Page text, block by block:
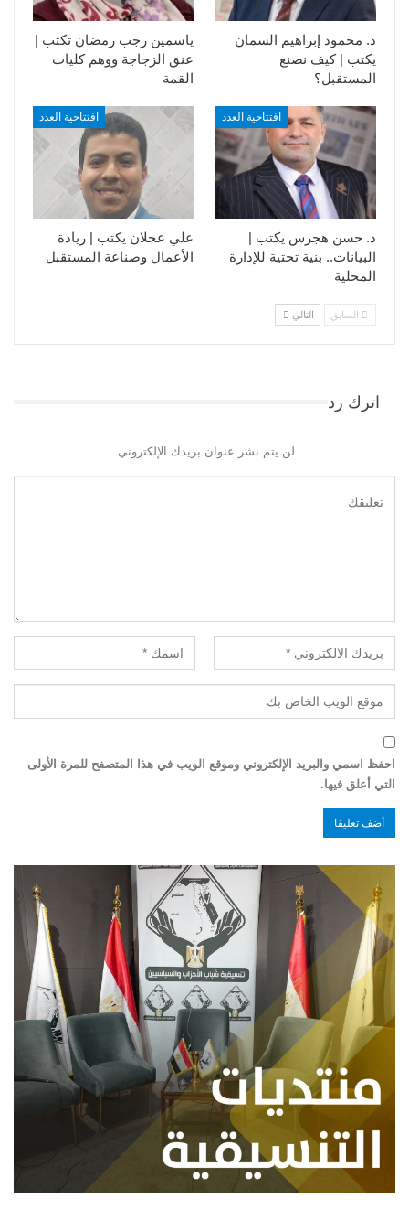
ياسمين رجب رمضان تكتب |
عنق الزجاجة ووهم كليات
القمة
د. محمود إبراهيم السمان
يكتب | كيف نصنع
المستقبل؟
افتتاحية العدد
علي عجلان يكتب | ريادة
الأعمال وصناعة المستقبل
افتتاحية العدد
د. حسن هجرس يكتب |
البيانات.. بنية تحتية للإدارة
المحلية
السابق التالي
اترك رد
لن يتم نشر عنوان بريدك الإلكتروني.
احفظ اسمي والبريد الإلكتروني وموقع الويب في هذا المتصفح للمرة الأولى
التي أعلق فيها.